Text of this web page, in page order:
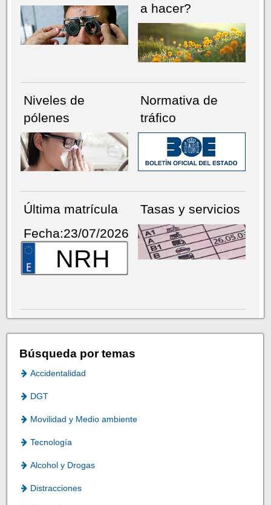
a hacer?
Niveles de
pólenes
Normativa de
tráfico
Última matrícula
Fecha:23/07/2026
NRH
Tasas y servicios
Búsqueda por temas
Accidentalidad
DGT
Movilidad y Medio ambiente
Tecnología
Alcohol y Drogas
Distracciones